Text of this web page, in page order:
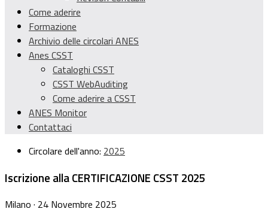
Come aderire
Formazione
Archivio delle circolari ANES
Anes CSST
Cataloghi CSST
CSST WebAuditing
Come aderire a CSST
ANES Monitor
Contattaci
Circolare dell'anno: 2025
Iscrizione alla CERTIFICAZIONE CSST 2025
Milano · 24 Novembre 2025